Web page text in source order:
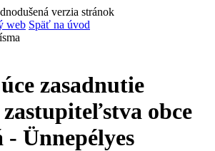
verzia stránok
web Späť na úvod
zasadnutie
zastupiteľstva obce
Ünnepélyes